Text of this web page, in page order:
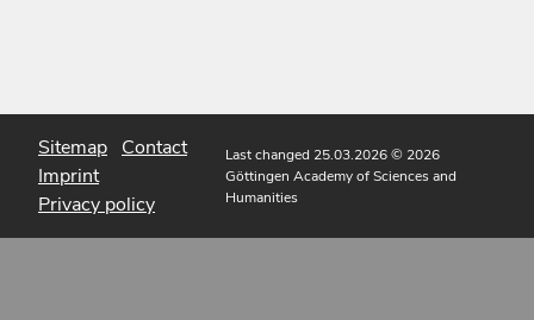
Sitemap Contact
Imprint
Privacy policy
Last changed 25.03.2026© 2026
Göttingen Academy of Sciences and
Humanities